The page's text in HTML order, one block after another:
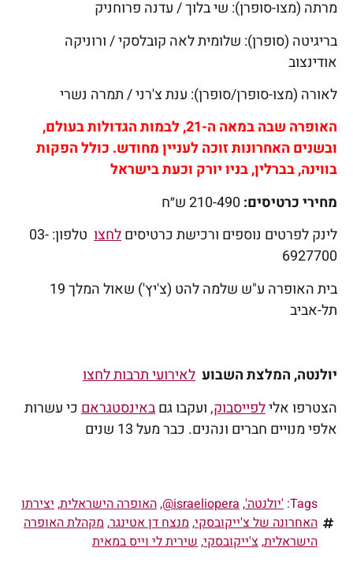
מרתה (מצו-סופרן): שי בלוך / עדנה פרוחניק
בריגיטה (סופרן): שלומית לאה קובלסקי / ורוניקה
אודינצוב
לאורה (מצו-סופרן/סופרן): ענת צ'רני / תמרה נשרי
האופרה שבה במאה ה-21, לבמות הגדולות בעולם,
ובשנים האחרונות זוכה לעניין מחודש. כולל הפקות
בווינה, בברלין, בניו יורק וכעת בישראל
מחירי כרטיסים:
לינק לפרטים נוספים ורכישת כרטיסיםלחצו
טלפון: 03-
6927700
בית האופרה ע"ש שלמה להט (צ'יץ') שאול המלך 19
תל-אביב
יולנטה, המלצת השבוע לאירועי תרבות לחצו
הצטרפו אלילפייסבוק,ועקבו גםבאינסטגראם כי עשרות
אלפי מנויים חברים ונהנים. כבר מעל 13 שנים
Tags: 'יולנטה',
israeliopera@
,האופרה הישראלית,יצירתו
האחרונה של צ'ייקובסקי,מנצח דן אטינגר,מקהלת האופרה
הישראלית,צ'ייקובסקי,שירית לי וייס במאית